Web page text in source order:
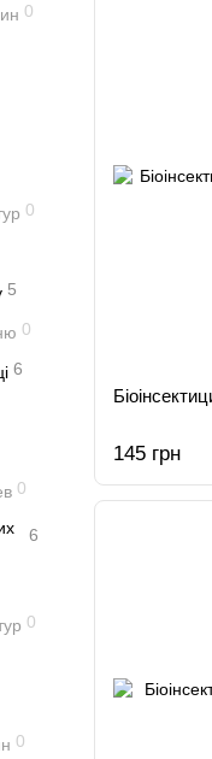
145 грн
0
0
5
0
6
0
6
0
0